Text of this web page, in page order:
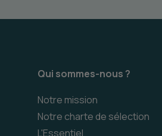
Qui sommes-nous ?
Notre mission
Notre charte de sélection
L'Essentiel